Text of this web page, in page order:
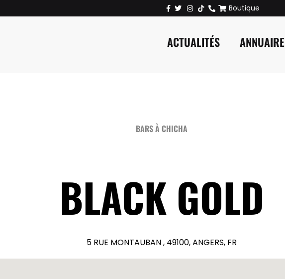
Boutique
ACTUALITÉS ANNUAIRE
BARS À CHICHA
BLACK GOLD
5 RUE MONTAUBAN , 49100, ANGERS, FR